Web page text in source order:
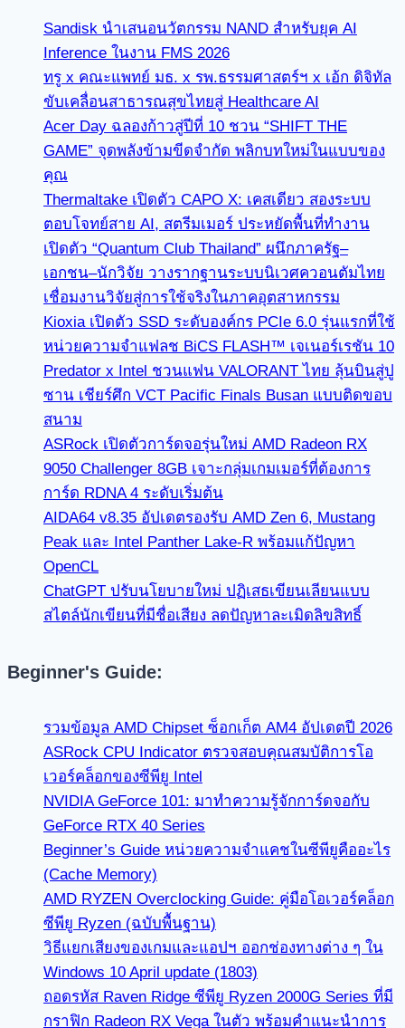
Sandisk นำเสนอนวัตกรรม NAND สำหรับยุค AI
Inference ในงาน FMS 2026
ทรู x คณะแพทย์ มธ. x รพ.ธรรมศาสตร์ฯ x เอ้ก ดิจิทัล
ขับเคลื่อนสาธารณสุขไทยสู่ Healthcare AI
Acer Day ฉลองก้าวสู่ปีที่ 10 ชวน “SHIFT THE
GAME” จุดพลังข้ามขีดจำกัด พลิกบทใหม่ในแบบของ
คุณ
Thermaltake เปิดตัว CAPO X: เคสเดียว สองระบบ
ตอบโจทย์สาย AI, สตรีมเมอร์ ประหยัดพื้นที่ทำงาน
เปิดตัว “Quantum Club Thailand” ผนึกภาครัฐ–
เอกชน–นักวิจัย วางรากฐานระบบนิเวศควอนตัมไทย
เชื่อมงานวิจัยสู่การใช้จริงในภาคอุตสาหกรรม
Kioxia เปิดตัว SSD ระดับองค์กร PCIe 6.0 รุ่นแรกที่ใช้
หน่วยความจำแฟลช BiCS FLASH™ เจเนอร์เรชัน 10
Predator x Intel ชวนแฟน VALORANT ไทย ลุ้นบินสู่ปู
ซาน เชียร์ศึก VCT Pacific Finals Busan แบบติดขอบ
สนาม
ASRock เปิดตัวการ์ดจอรุ่นใหม่ AMD Radeon RX
9050 Challenger 8GB เจาะกลุ่มเกมเมอร์ที่ต้องการ
การ์ด RDNA 4 ระดับเริ่มต้น
AIDA64 v8.35 อัปเดตรองรับ AMD Zen 6, Mustang
Peak และ Intel Panther Lake-R พร้อมแก้ปัญหา
OpenCL
ChatGPT ปรับนโยบายใหม่ ปฏิเสธเขียนเลียนแบบ
สไตล์นักเขียนที่มีชื่อเสียง ลดปัญหาละเมิดลิขสิทธิ์
Beginner's Guide:
รวมข้อมูล AMD Chipset ซ็อกเก็ต AM4 อัปเดตปี 2026
ASRock CPU Indicator ตรวจสอบคุณสมบัติการโอ
เวอร์คล็อกของซีพียู Intel
NVIDIA GeForce 101: มาทำความรู้จักการ์ดจอกับ
GeForce RTX 40 Series
Beginner’s Guide หน่วยความจำแคชในซีพียูคืออะไร
(Cache Memory)
AMD RYZEN Overclocking Guide: คู่มือโอเวอร์คล็อก
ซีพียู Ryzen (ฉบับพื้นฐาน)
วิธีแยกเสียงของเกมและแอปฯ ออกช่องทางต่าง ๆ ใน
Windows 10 April update (1803)
ถอดรหัส Raven Ridge ซีพียู Ryzen 2000G Series ที่มี
กราฟิก Radeon RX Vega ในตัว พร้อมคำแนะนำการ